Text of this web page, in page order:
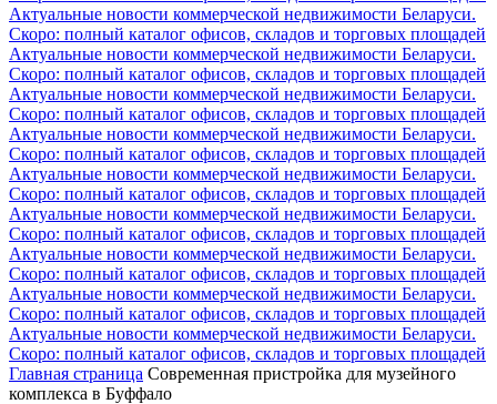
Актуальные новости коммерческой недвижимости Беларуси.
Скоро: полный каталог офисов, складов и торговых площадей
Актуальные новости коммерческой недвижимости Беларуси.
Скоро: полный каталог офисов, складов и торговых площадей
Актуальные новости коммерческой недвижимости Беларуси.
Скоро: полный каталог офисов, складов и торговых площадей
Актуальные новости коммерческой недвижимости Беларуси.
Скоро: полный каталог офисов, складов и торговых площадей
Актуальные новости коммерческой недвижимости Беларуси.
Скоро: полный каталог офисов, складов и торговых площадей
Актуальные новости коммерческой недвижимости Беларуси.
Скоро: полный каталог офисов, складов и торговых площадей
Актуальные новости коммерческой недвижимости Беларуси.
Скоро: полный каталог офисов, складов и торговых площадей
Актуальные новости коммерческой недвижимости Беларуси.
Скоро: полный каталог офисов, складов и торговых площадей
Актуальные новости коммерческой недвижимости Беларуси.
Скоро: полный каталог офисов, складов и торговых площадей
Главная страница Современная пристройка для музейного
комплекса в Буффало